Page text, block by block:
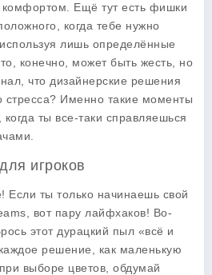
Ещё тут есть фишки
когда тебе нужно
лишь определённые
конечно, может быть жесть, но
что дизайнерские решения
стресса? Именно такие моменты
ты все-таки справляешься
игроков
ты только начинаешь свой
, вот пару лайфхаков! Во-
этот дурацкий пыл «всё и
решение, как маленькую
выборе цветов, обдумай